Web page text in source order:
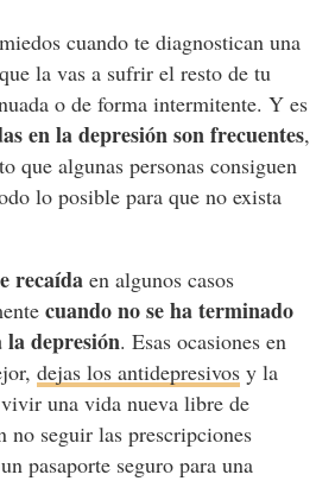
cuando te diagnostican una
la vas a sufrir el resto de tu
o de forma intermitente. Y es
en la depresión son frecuentes,
que algunas personas consiguen
lo posible para que no exista
recaídaen algunos casos
cuando no se ha terminado
depresión. Esas ocasiones en
dejas los antidepresivosy la
una vida nueva libre de
no seguir las prescripciones
pasaporte seguro para una